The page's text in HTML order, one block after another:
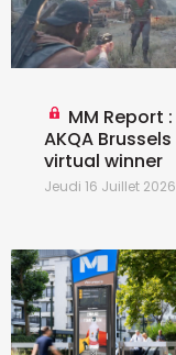
MM Report :
AKQA Brussels
virtual winner
Jeudi 16 Juillet 2026